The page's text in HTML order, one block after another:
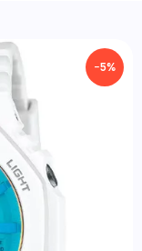
−5%